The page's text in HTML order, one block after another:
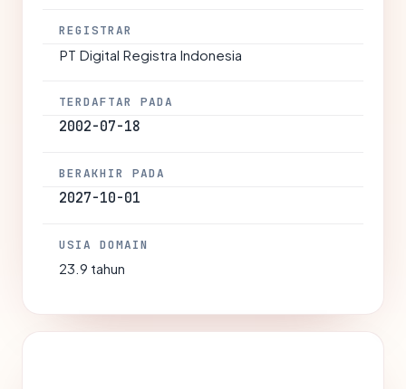
REGISTRAR
PT Digital Registra Indonesia
TERDAFTAR PADA
2002-07-18
BERAKHIR PADA
2027-10-01
USIA DOMAIN
23.9 tahun